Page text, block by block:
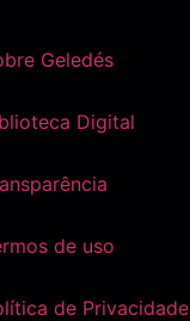
Geledés
Digital
de uso
de Privacidade